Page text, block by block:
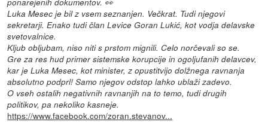
Luka Mesec je bil z vsem seznanjen. Večkrat. Tudi njegovi
sekretarji. Enako tudi član Levice Goran Lukić, kot vodja delavske
svetovalnice.
Kljub obljubam, niso niti s prstom mignili. Celo norčevali so se.
Gre za res hud primer sistemske korupcije in ogoljufanih delavcev,
kar je Luka Mesec, kot minister, z opustitvijo dolžnega ravnanja
absolutno podprl! Samo njegov odstop lahko ublaži zadevo.
O vseh ostalih negativnih ravnanjih na to temo, tudi drugih
politikov, pa nekoliko kasneje.
https://www.facebook.com/zoran.stevanov...